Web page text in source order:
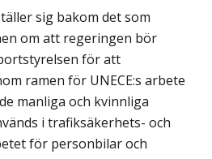
sig bakom det som
om att regeringen bör
för att
ramen för UNECE:s arbete
manliga och kvinnliga
i trafiksäkerhets- och
för personbilar och